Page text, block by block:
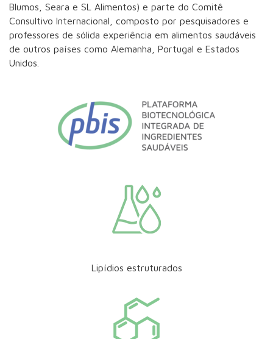
Blumos, Seara e SL Alimentos) e parte do Comitê
Consultivo Internacional, composto por pesquisadores e
professores de sólida experiência em alimentos saudáveis
de outros países como Alemanha, Portugal e Estados
Unidos.
Lipídios estruturados